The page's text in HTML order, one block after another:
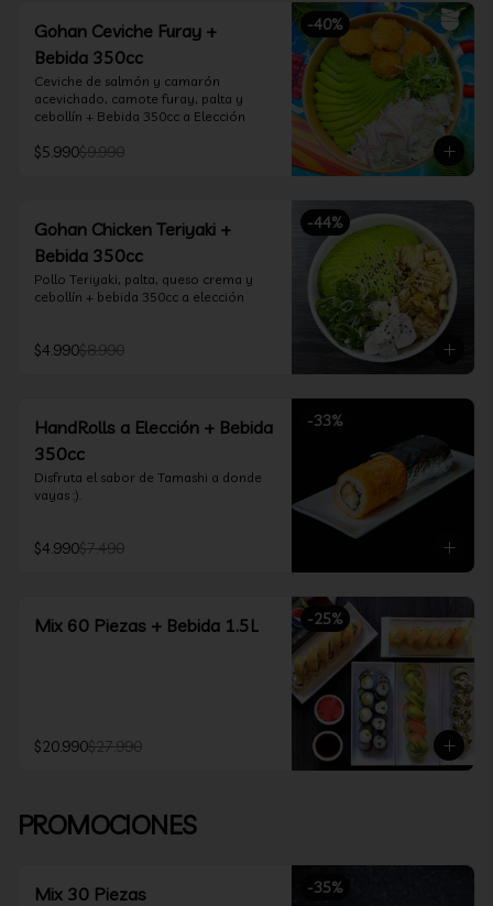
Queso Crema y Cebollín, frito en
tempura
*Incluye 2 palitos, 2 soya 30ml, 1 salsa
teriyaki 30ml
-40%
Gohan Ceviche Furay +
Bebida 350cc
Ceviche de salmón y camarón
acevichado, camote furay, palta y
cebollín + Bebida 350cc a Elección
$5.990$9.990
-44%
Gohan Chicken Teriyaki +
Bebida 350cc
Pollo Teriyaki, palta, queso crema y
cebollín + bebida 350cc a elección
$4.990$8.990
-33%
HandRolls a Elección + Bebida
350cc
Disfruta el sabor de Tamashi a donde
vayas :).
$4.990$7.490
-25%
Mix 60 Piezas + Bebida 1.5L
$20.990$27.990
PROMOCIONES
-35%
Mix 30 Piezas